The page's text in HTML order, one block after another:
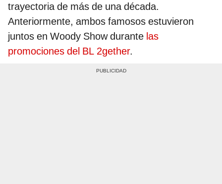
trayectoria de más de una década.
Anteriormente, ambos famosos estuvieron
juntos en Woody Show durante las
promociones del BL 2gether.